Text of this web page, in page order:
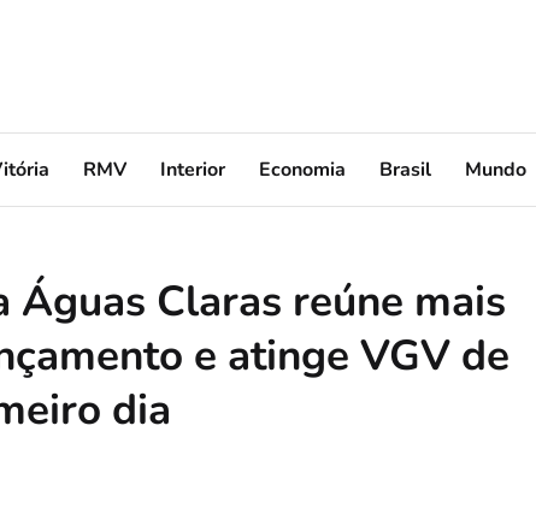
RMV Interior Economia Brasil Mundo
Águas Claras reúne mais
e atinge VGV de
dia